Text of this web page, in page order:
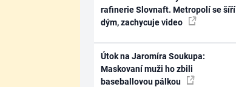
rafinerie Slovnaft. Metropolí se šíří
dým, zachycuje video
Útok na Jaromíra Soukupa:
Maskovaní muži ho zbili
baseballovou pálkou